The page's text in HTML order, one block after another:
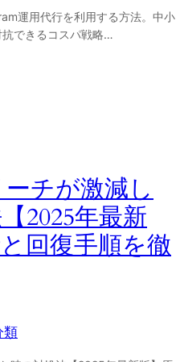
運用代行を利用する方法。中小
できるコスパ戦略…
チが激減し
2025年最新
回復手順を徹
類